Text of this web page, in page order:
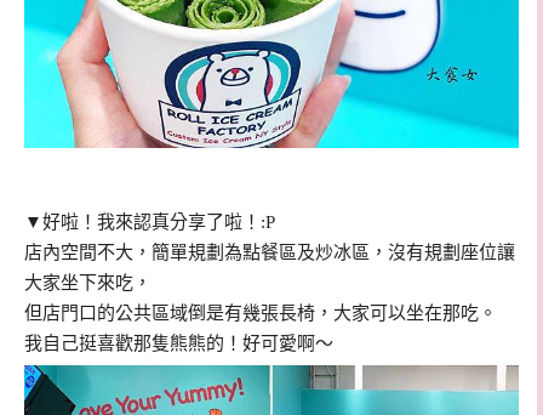
▼好啦！我來認真分享了啦！:P
店內空間不大，簡單規劃為點餐區及炒冰區，沒有規劃座位讓
大家坐下來吃，
但店門口的公共區域倒是有幾張長椅，大家可以坐在那吃。
我自己挺喜歡那隻熊熊的！好可愛啊～